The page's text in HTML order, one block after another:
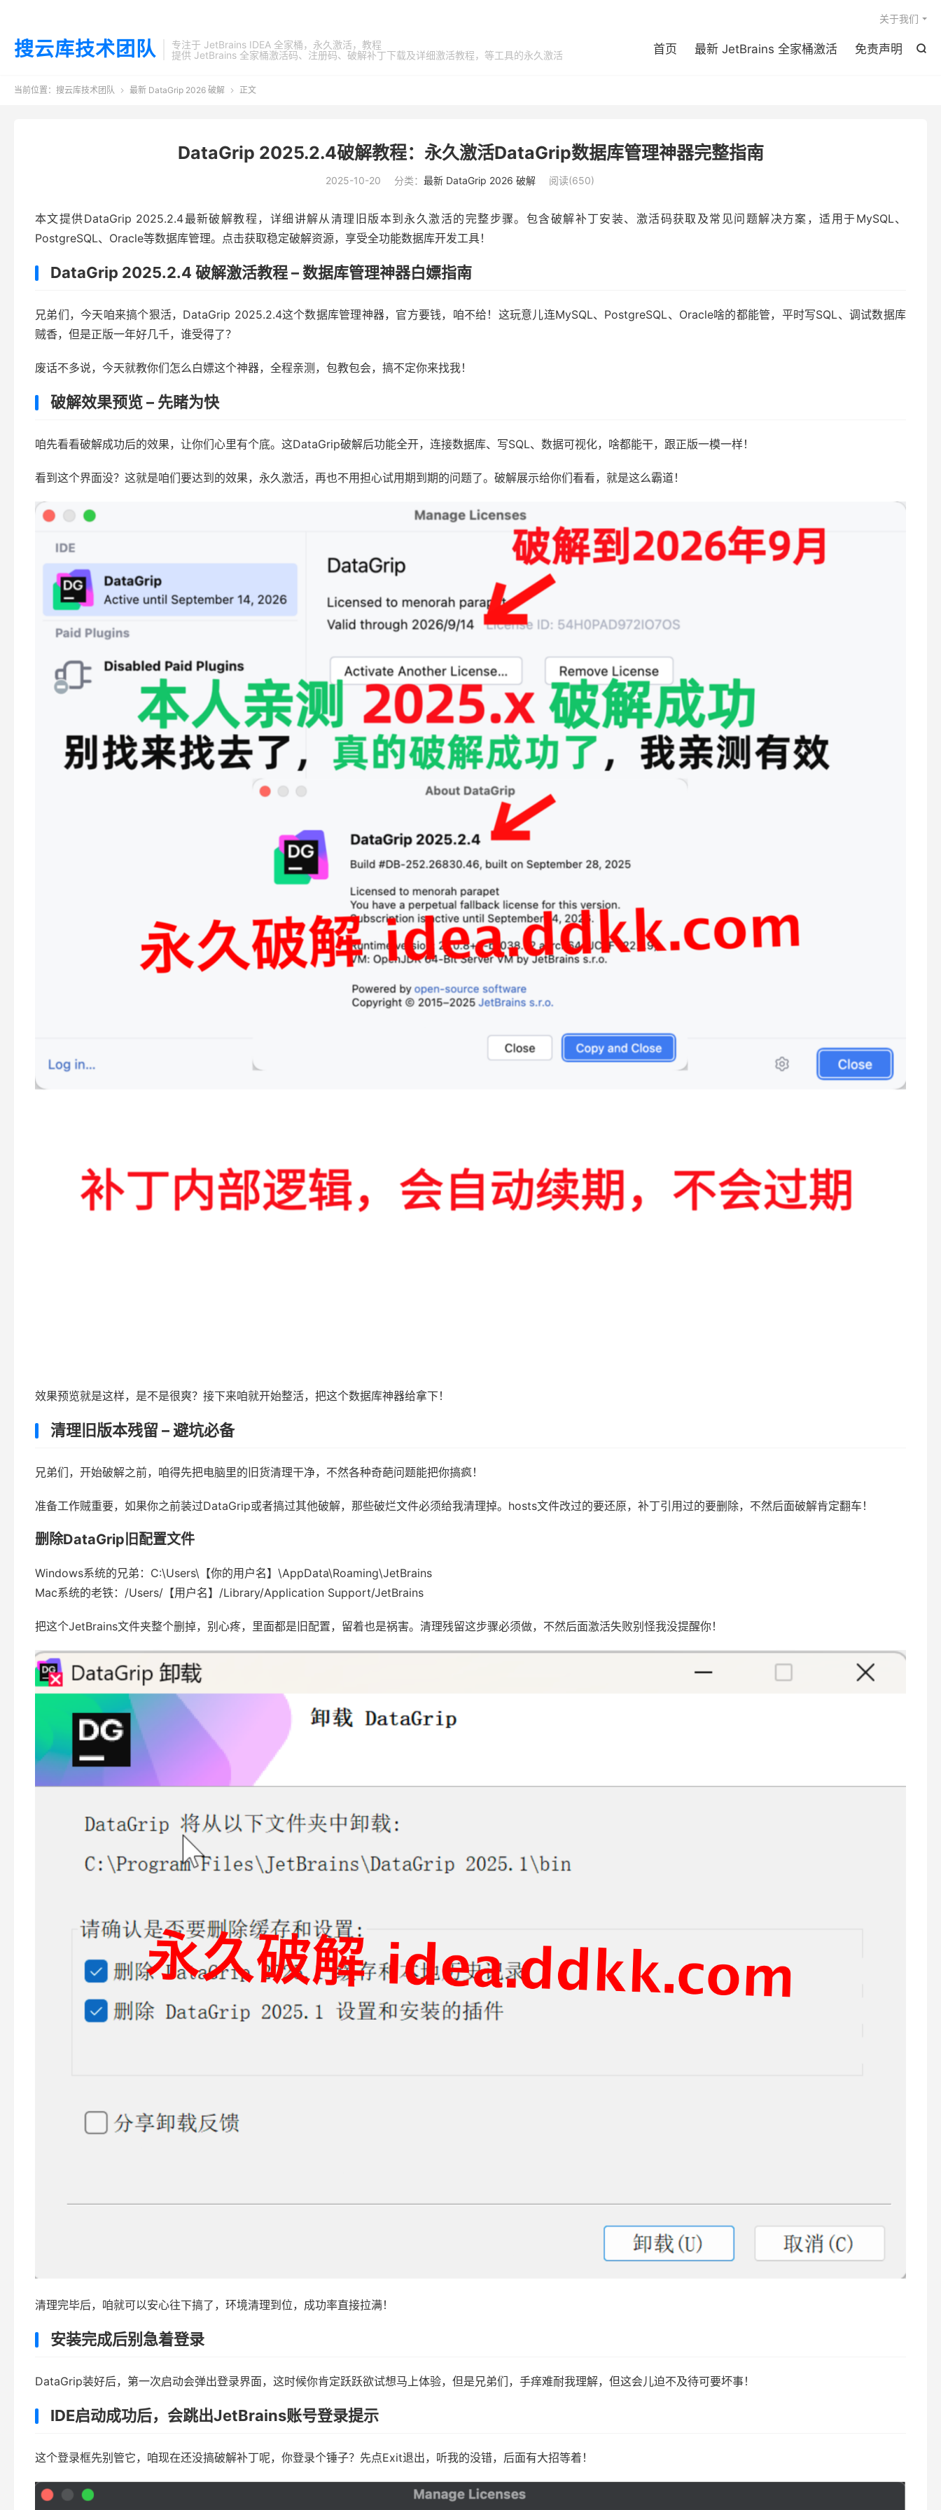
搜云库技术团队
专注于 JetBrains IDEA 全家桶，永久激活，教程
提供 JetBrains 全家桶激活码、注册码、破解补丁下载及详细激活教程，等工具的永久激活

首页 最新 JetBrains 全家桶激活 免责声明
关于我们
当前位置： 搜云库技术团队  最新 DataGrip 2026 破解  正文
DataGrip 2025.2.4破解教程：永久激活DataGrip数据库管理神器完整指南
2025-10-20 分类： 最新 DataGrip 2026 破解 阅读(650)
本文提供DataGrip 2025.2.4最新破解教程，详细讲解从清理旧版本到永久激活的完整步骤。包含破解补丁安装、激活码获取及常见问题解决方案，适用于MySQL、
PostgreSQL、Oracle等数据库管理。点击获取稳定破解资源，享受全功能数据库开发工具！
DataGrip 2025.2.4 破解激活教程 – 数据库管理神器白嫖指南
兄弟们，今天咱来搞个狠活，DataGrip 2025.2.4这个数据库管理神器，官方要钱，咱不给！这玩意儿连MySQL、PostgreSQL、Oracle啥的都能管，平时写SQL、调试数据库
贼香，但是正版一年好几千，谁受得了？
废话不多说，今天就教你们怎么白嫖这个神器，全程亲测，包教包会，搞不定你来找我！
破解效果预览 – 先睹为快
咱先看看破解成功后的效果，让你们心里有个底。这DataGrip破解后功能全开，连接数据库、写SQL、数据可视化，啥都能干，跟正版一模一样！
看到这个界面没？这就是咱们要达到的效果，永久激活，再也不用担心试用期到期的问题了。破解展示给你们看看，就是这么霸道！
效果预览就是这样，是不是很爽？接下来咱就开始整活，把这个数据库神器给拿下！
清理旧版本残留 – 避坑必备
兄弟们，开始破解之前，咱得先把电脑里的旧货清理干净，不然各种奇葩问题能把你搞疯！
准备工作贼重要，如果你之前装过DataGrip或者搞过其他破解，那些破烂文件必须给我清理掉。hosts文件改过的要还原，补丁引用过的要删除，不然后面破解肯定翻车！
删除DataGrip旧配置文件
Windows系统的兄弟：C:\Users\【你的用户名】\AppData\Roaming\JetBrains
Mac系统的老铁：/Users/【用户名】/Library/Application Support/JetBrains
把这个JetBrains文件夹整个删掉，别心疼，里面都是旧配置，留着也是祸害。清理残留这步骤必须做，不然后面激活失败别怪我没提醒你！
清理完毕后，咱就可以安心往下搞了，环境清理到位，成功率直接拉满！
安装完成后别急着登录
DataGrip装好后，第一次启动会弹出登录界面，这时候你肯定跃跃欲试想马上体验，但是兄弟们，手痒难耐我理解，但这会儿迫不及待可要坏事！
IDE启动成功后，会跳出JetBrains账号登录提示
这个登录框先别管它，咱现在还没搞破解补丁呢，你登录个锤子？先点Exit退出，听我的没错，后面有大招等着！